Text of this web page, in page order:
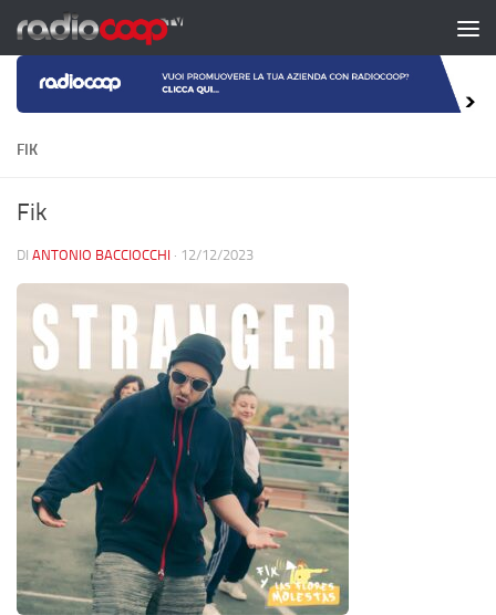
Salta al contenuto
FIK
Fik
DI ANTONIO BACCIOCCHI · 12/12/2023